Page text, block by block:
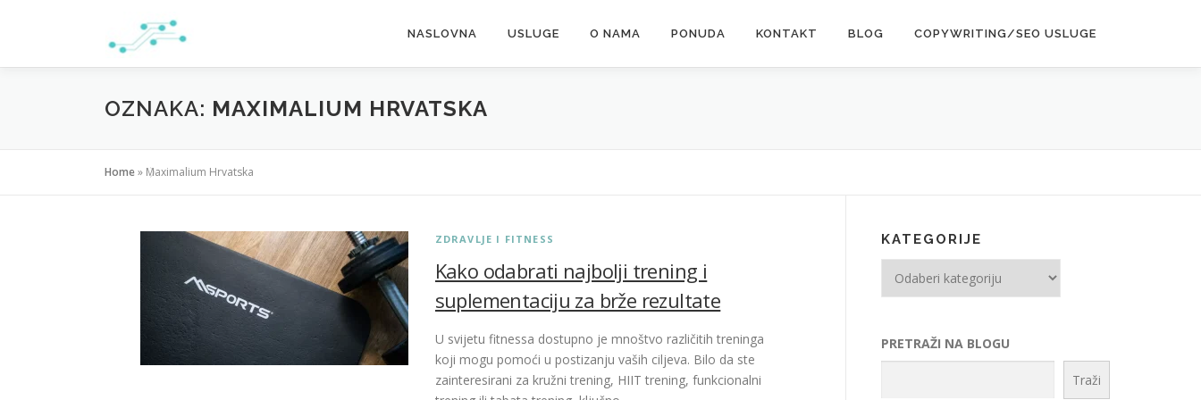
NASLOVNA USLUGE O NAMA PONUDA KONTAKT BLOG COPYWRITING/SEO USLUGE
OZNAKA: MAXIMALIUM HRVATSKA
Home» Maximalium Hrvatska
ZDRAVLJE I FITNESS
Kako odabrati najbolji trening i
suplementaciju za brže rezultate
U svijetu fitnessa dostupno je mnoštvo različitih treninga
koji mogu pomoći u postizanju vaših ciljeva. Bilo da ste
zainteresirani za kružni trening, HIIT trening, funkcionalni
KATEGORIJE
PRETRAŽI NA BLOGU
Traži